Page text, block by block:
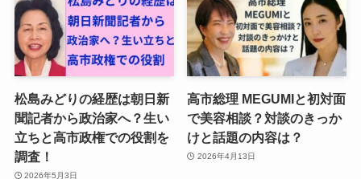
松島みどりの経歴は朝日新
聞記者から政治家へ？生い
立ちと高市政権での役割を
調査！
2026年5月3日
高市総理 MEGUMIと初対面
で美容相談？対談のきっか
けと話題の内容は？
2026年4月13日